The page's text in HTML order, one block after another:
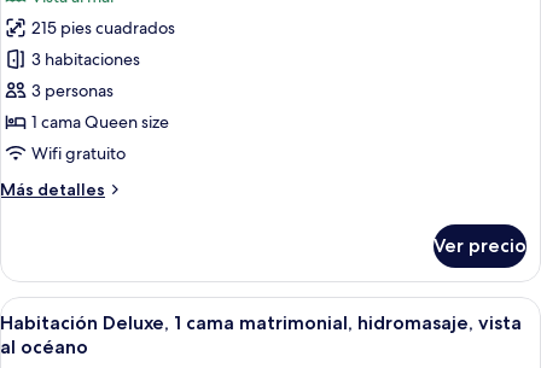
vista
al
mar
fotos
de
Habitación
Deluxe,
1
Queen
al
océano
215 pies cuadrados
3 habitaciones
3 personas
1 cama Queen size
Wifi gratuito
Más detalles
Más
Deluxe,
cama
Queen
Ver precio
Abrir
todas
Un balcón con vistas a un paisaje
11
Habitación Deluxe, 1 cama matrimonial, hidromasaje, vista
al océano